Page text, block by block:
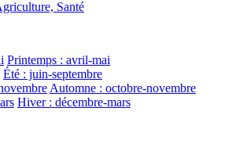
Santé
Printemps : avril-mai
Été : juin-septembre
Automne : octobre-novembre
Hiver : décembre-mars